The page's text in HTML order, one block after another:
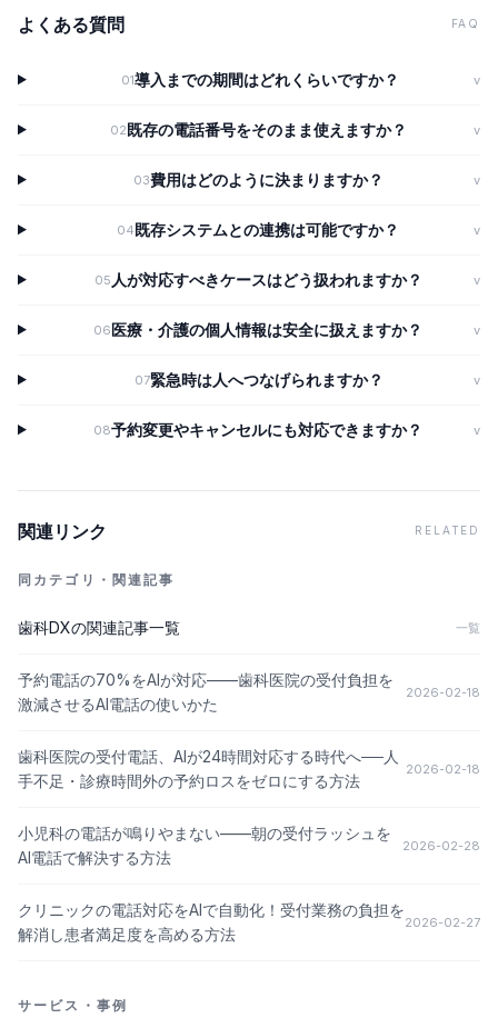
よくある質問 FAQ
01導入までの期間はどれくらいですか？ v
02既存の電話番号をそのまま使えますか？ v
03費用はどのように決まりますか？ v
04既存システムとの連携は可能ですか？ v
05 人が対応すべきケースはどう扱われますか？ v
06医療・介護の個人情報は安全に扱えますか？ v
07緊急時は人へつなげられますか？ v
08予約変更やキャンセルにも対応できますか？ v
関連リンク RELATED
同カテゴリ・関連記事
歯科DXの関連記事一覧 一覧
予約電話の70%をAIが対応——歯科医院の受付負担を
激減させるAI電話の使いかた
2026-02-18
歯科医院の受付電話、AIが24時間対応する時代へ──人
手不足・診療時間外の予約ロスをゼロにする方法
2026-02-18
小児科の電話が鳴りやまない——朝の受付ラッシュを
AI電話で解決する方法
2026-02-28
クリニックの電話対応をAIで自動化！受付業務の負担を
解消し患者満足度を高める方法
2026-02-27
サービス・事例